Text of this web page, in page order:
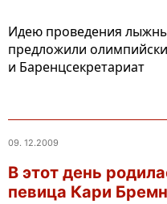
Идею проведения
предложили
и Баренцсекретариат
09. 12.2009
В этот день
певица Кари